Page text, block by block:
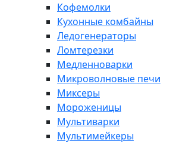
Кофемолки
Кухонные комбайны
Ледогенераторы
Ломтерезки
Медленноварки
Микроволновые печи
Миксеры
Мороженицы
Мультиварки
Мультимейкеры